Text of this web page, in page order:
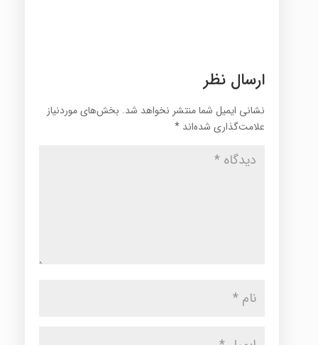
ارسال نظر
نشانی ایمیل شما منتشر نخواهد شد. بخش‌های موردنیاز
علامت‌گذاری شده‌اند *